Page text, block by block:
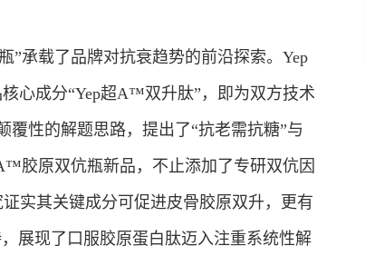
”承载了品牌对抗衰趋势的前沿探索。Yep
心成分“Yep超A™双升肽”，即为双方技术
覆性的解题思路，提出了“抗老需抗糖”与
胶原双伉瓶新品，不止添加了专研双伉因
实其关键成分可促进皮骨胶原双升，更有
展现了口服胶原蛋白肽迈入注重系统性解